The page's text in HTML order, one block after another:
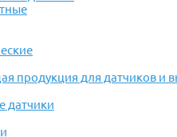
продукция для датчиков и
датчики